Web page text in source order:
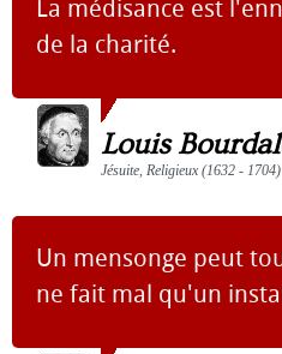
La médisance est
de la charité.
Louis
Jésuite, Religieux (1632 - 1704)
Un mensonge peut
ne fait mal qu'un